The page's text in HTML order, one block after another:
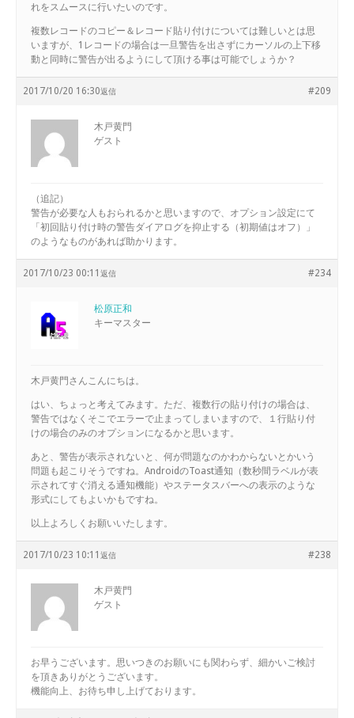
れをスムースに行いたいのです。
複数レコードのコピー＆レコード貼り付けについては難しいとは思
いますが、1レコードの場合は一旦警告を出さずにカーソルの上下移
動と同時に警告が出るようにして頂ける事は可能でしょうか？
2017/10/20 16:30 #209
返信
木戸黄門
ゲスト
（追記）
警告が必要な人もおられるかと思いますので、オプション設定にて
「初回貼り付け時の警告ダイアログを抑止する（初期値はオフ）」
のようなものがあれば助かります。
2017/10/23 00:11 #234
返信
松原正和
キーマスター
木戸黄門さんこんにちは。
はい、ちょっと考えてみます。ただ、複数行の貼り付けの場合は、
警告ではなくそこでエラーで止まってしまいますので、１行貼り付
けの場合のみのオプションになるかと思います。
あと、警告が表示されないと、何が問題なのかわからないとかいう
問題も起こりそうですね。AndroidのToast通知（数秒間ラベルが表
示されてすぐ消える通知機能）やステータスバーへの表示のような
形式にしてもよいかもですね。
以上よろしくお願いいたします。
2017/10/23 10:11 #238
返信
木戸黄門
ゲスト
お早うございます。思いつきのお願いにも関わらず、細かいご検討
を頂きありがとうございます。
機能向上、お待ち申し上げております。